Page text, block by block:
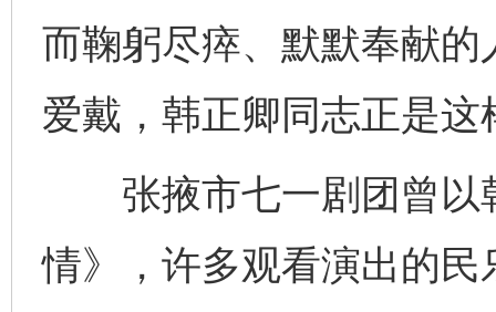
而鞠躬尽瘁、默默奉献
爱戴，韩正卿同志正是这
张掖市七一剧团曾以
情》，许多观看演出的民